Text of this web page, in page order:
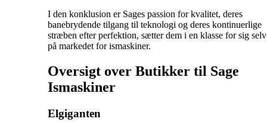
I den konklusion er Sages passion for kvalitet, deres
banebrydende tilgang til teknologi og deres kontinuerlige
stræben efter perfektion, sætter dem i en klasse for sig selv
på markedet for ismaskiner.
Oversigt over Butikker til Sage
Ismaskiner
Elgiganten